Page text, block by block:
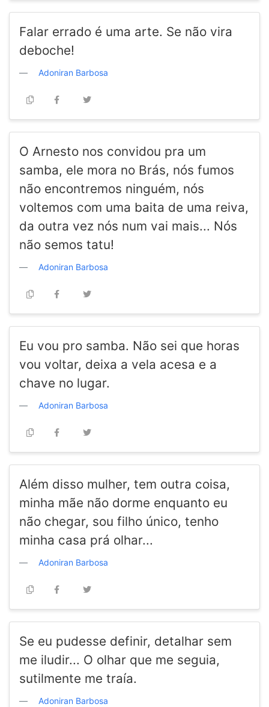
Falar errado é uma arte. Se não vira
deboche!
Adoniran Barbosa
O Arnesto nos convidou pra um
samba, ele mora no Brás, nós fumos
não encontremos ninguém, nós
voltemos com uma baita de uma reiva,
da outra vez nós num vai mais... Nós
não semos tatu!
Adoniran Barbosa
Eu vou pro samba. Não sei que horas
vou voltar, deixa a vela acesa e a
chave no lugar.
Adoniran Barbosa
Além disso mulher, tem outra coisa,
minha mãe não dorme enquanto eu
não chegar, sou filho único, tenho
minha casa prá olhar...
Adoniran Barbosa
Se eu pudesse definir, detalhar sem
me iludir... O olhar que me seguia,
sutilmente me traía.
Adoniran Barbosa